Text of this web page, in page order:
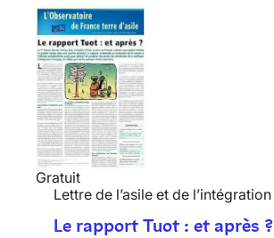
Gratuit
Lettre de l’asile et de l’intégration
Le rapport Tuot : et après ?